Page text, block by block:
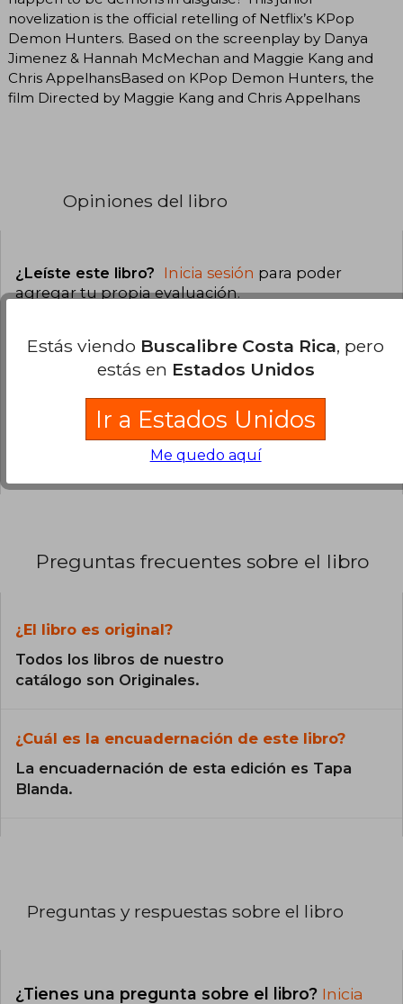
novelization is the official retelling of Netflix’s KPop
Demon Hunters. Based on the screenplay by Danya
Jimenez & Hannah McMechan and Maggie Kang and
Chris AppelhansBased on KPop Demon Hunters, the
film Directed by Maggie Kang and Chris Appelhans
Opiniones del libro
¿Leíste este libro? Inicia sesión para poder
agregar tu propia evaluación.
0% (0)
0% (0)
0% (0)
0% (0)
0% (0)
Preguntas frecuentes sobre el libro
¿El libro es original?
Todos los libros de nuestro
catálogo son Originales.
¿Cuál es la encuadernación de este libro?
La encuadernación de esta edición es Tapa
Blanda.
Preguntas y respuestas sobre el libro
¿Tienes una pregunta sobre el libro? Inicia
Estás viendo Buscalibre Costa Rica, pero
estás en Estados Unidos
Ir a Estados Unidos
Me quedo aquí